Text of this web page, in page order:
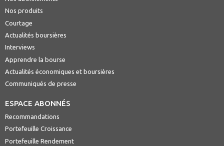
Nos produits
Courtage
Actualités boursières
Interviews
Apprendre la bourse
Actualités économiques et boursières
Communiqués de presse
ESPACE ABONNÉS
Recommandations
Portefeuille Croissance
Portefeuille Rendement